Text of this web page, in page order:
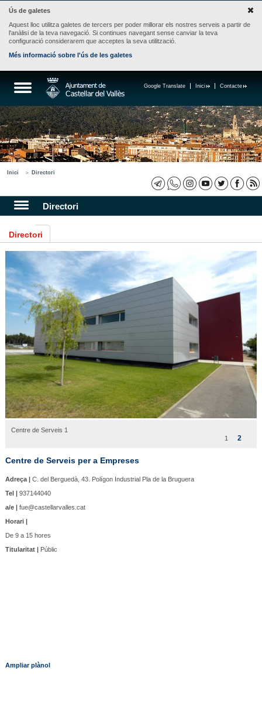
Ús de galetes
Aquest lloc utilitza galetes de tercers per poder millorar els nostres serveis a partir de
l'anàlisi de la teva navegació. Si continues navegant sense canviar la teva
configuració considerarem que acceptes la seva utilització.
Més informació sobre l'ús de les galetes
Contacte
Inici
Google Translate
Inici Directori
Directori
Directori
Centre de Serveis 1
1
2
Centre de Serveis per a Empreses
Adreça |C. del Berguedà, 43. Polígon Industrial Pla de la Bruguera
Tel |937144040
a/e |fue@castellarvalles.cat
Horari |
De 9 a 15 hores
Titularitat |Públic
Ampliar plànol